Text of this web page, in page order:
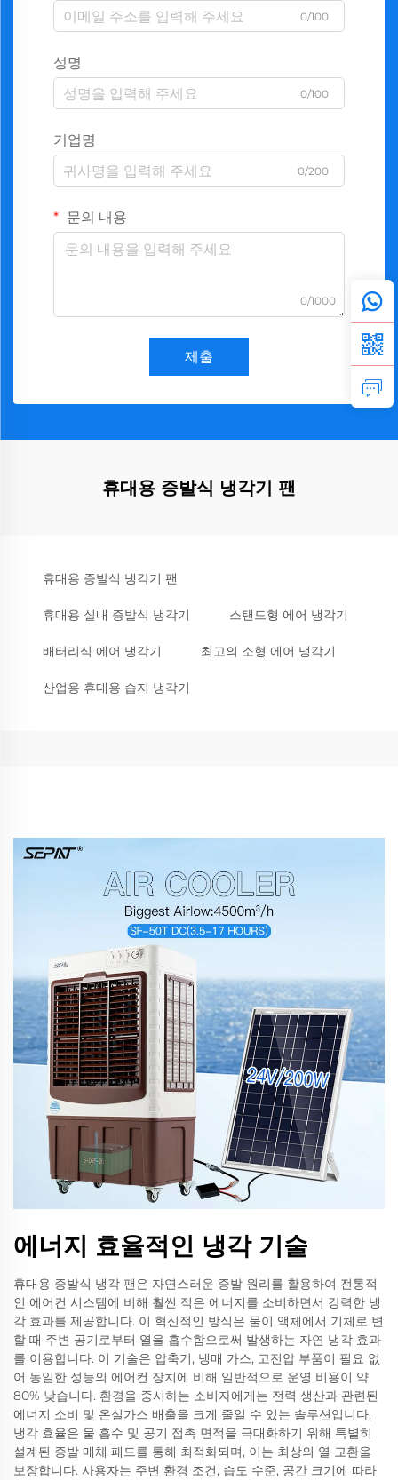
0/100
성명
0/100
기업명
0/200
문의 내용
0/1000
제출
휴대용 증발식 냉각기 팬
휴대용 증발식 냉각기 팬
휴대용 실내 증발식 냉각기 스탠드형 에어 냉각기
배터리식 에어 냉각기 최고의 소형 에어 냉각기
산업용 휴대용 습지 냉각기
에너지 효율적인 냉각 기술
휴대용 증발식 냉각 팬은 자연스러운 증발 원리를 활용하여 전통적
인 에어컨 시스템에 비해 훨씬 적은 에너지를 소비하면서 강력한 냉
각 효과를 제공합니다. 이 혁신적인 방식은 물이 액체에서 기체로 변
할 때 주변 공기로부터 열을 흡수함으로써 발생하는 자연 냉각 효과
를 이용합니다. 이 기술은 압축기, 냉매 가스, 고전압 부품이 필요 없
어 동일한 성능의 에어컨 장치에 비해 일반적으로 운영 비용이 약
80% 낮습니다. 환경을 중시하는 소비자에게는 전력 생산과 관련된
에너지 소비 및 온실가스 배출을 크게 줄일 수 있는 솔루션입니다.
냉각 효율은 물 흡수 및 공기 접촉 면적을 극대화하기 위해 특별히
설계된 증발 매체 패드를 통해 최적화되며, 이는 최상의 열 교환을
보장합니다. 사용자는 주변 환경 조건, 습도 수준, 공간 크기에 따라